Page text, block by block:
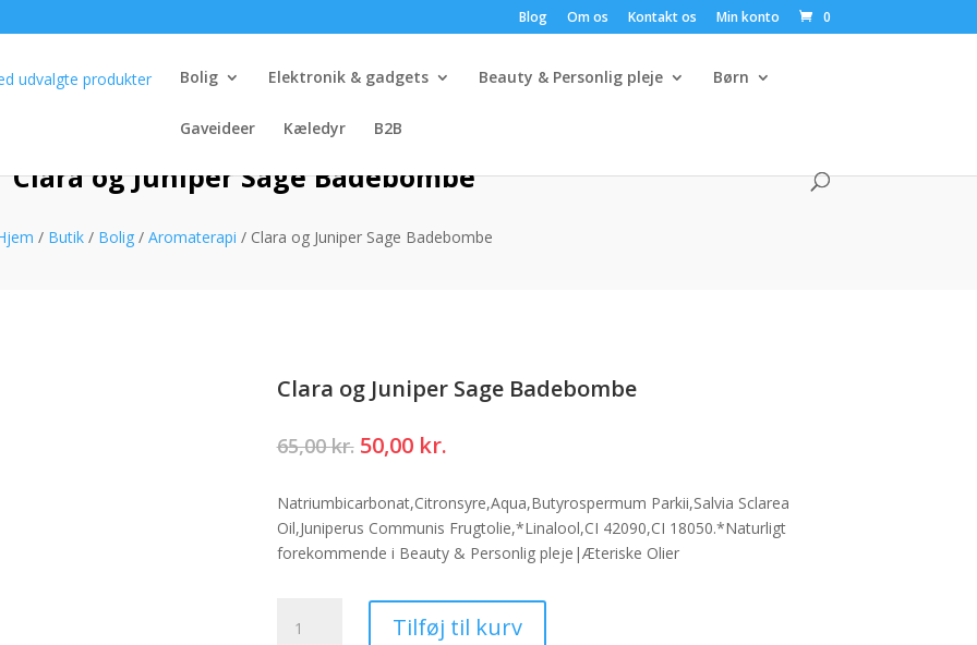
Blog Om os Kontakt os Min konto 0
Bolig Elektronik & gadgets Beauty & Personlig pleje Børn
Gaveideer Kæledyr B2B
Clara og Juniper Sage Badebombe
/ Butik / Bolig / Aromaterapi / Clara og Juniper Sage Badebombe
Clara og Juniper Sage Badebombe
65,00kr. Den
pris
var:
65,00 kr..
50,00 kr.Den
pris
er:
50,00 kr..
Natriumbicarbonat,Citronsyre,Aqua,Butyrospermum Parkii,Salvia Sclarea
Oil,Juniperus Communis Frugtolie,*Linalool,CI 42090,CI 18050.*Naturligt
forekommende i Beauty & Personlig pleje|Æteriske Olier
Tilføj til kurv